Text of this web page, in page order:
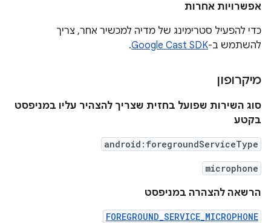
אפשרויות אחרות
כדי להפעיל סטרימינג של מדיה למכשיר אחר, צריך
להשתמש ב-Google Cast SDK
.
מיקרופון
סוג השירות שפועל בחזית שצריך להצהיר עליו במניפסט
בקטע
android:foregroundServiceType
microphone
הרשאה להצהרה במניפסט
FOREGROUND_SERVICE_MICROPHONE